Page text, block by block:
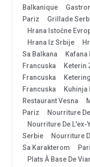
Balkanique
Pariz
Grillade
Hrana Istočne
Hrana Iz Srbije
Sa Balkana
Kafana
Francuska
Keterin
Francuska
Francuska
Kuhinja
Restaurant Vesna
Pariz
Nourriture
Nourriture De
Serbie
Nourriture
Sa Karakterom
Plats À Base De